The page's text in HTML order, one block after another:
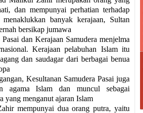
dan mempunyai perhatian terhadap
banyak kerajaan, Sultan
bersikap jumawa
dan Kerajaan Samudera menjelma
Kerajaan pelabuhan Islam itu
dan saudagar dari berbagai benua
Kesultanan Samudera Pasai juga
agama Islam dan muncul sebagai
yang menganut ajaran Islam
mempunyai dua orang putra, yaitu